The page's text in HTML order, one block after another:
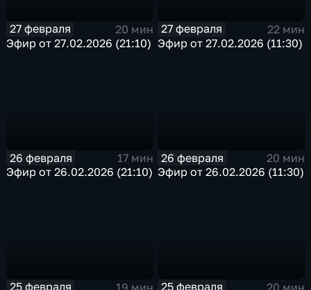
27 февраля
20 мин
Эфир от 27.02.2026 (21:10)
27 февраля
22 мин
Эфир от 27.02.2026 (11:30)
26 февраля
17 мин
Эфир от 26.02.2026 (21:10)
26 февраля
20 мин
Эфир от 26.02.2026 (11:30)
25 февраля 19 мин 25 февраля 20 мин